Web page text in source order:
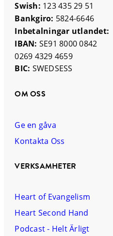
Swish: 123 435 29 51
Bankgiro: 5824-6646
Inbetalningar utlandet:
IBAN: SE91 8000 0842
0269 4329 4659
BIC: SWEDSESS
OM OSS
Ge en gåva
Kontakta Oss
VERKSAMHETER
Heart of Evangelism
Heart Second Hand
Podcast - Helt Ärligt